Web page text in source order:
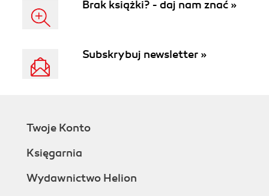
Brak książki? - daj nam znać »
Subskrybuj newsletter »
Twoje Konto
Księgarnia
Wydawnictwo Helion